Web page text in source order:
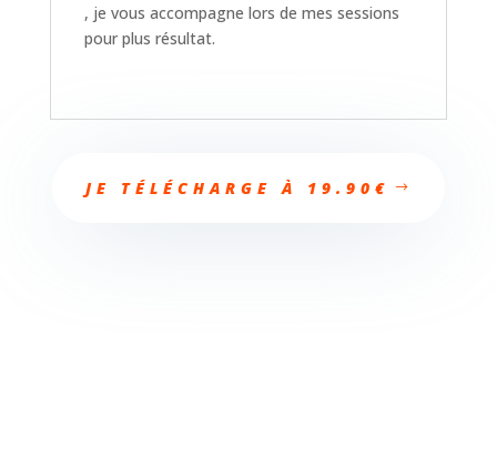
, je vous accompagne lors de mes sessions
pour plus résultat.
JE TÉLÉCHARGE À 19.90€